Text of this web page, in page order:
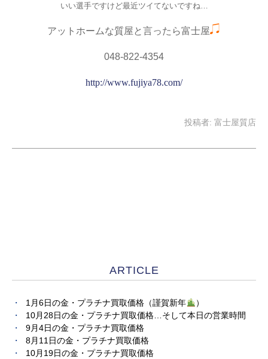
いい選手ですけど最近ツイてないですね…
アットホームな質屋と言ったら富士屋
048-822-4354
http://www.fujiya78.com/
投稿者: 富士屋質店
ARTICLE
1月6日の金・プラチナ買取価格（謹賀新年
）
10月28日の金・プラチナ買取価格…そして本日の営業時間
9月4日の金・プラチナ買取価格
8月11日の金・プラチナ買取価格
10月19日の金・プラチナ買取価格